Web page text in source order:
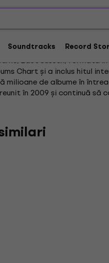
Soundtracks Record
East Sussex, formată
Chart și a inclus hitul
milioane de albume în
în 2009 și continuă să